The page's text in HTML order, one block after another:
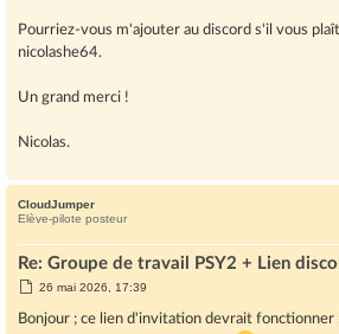
e
Pourriez-vous m'ajouter au discord s'il vous
nicolashe64.
Un grand merci !
Nicolas.
CloudJumper
Elève-pilote posteur
Re: Groupe de travail PSY2 + Lien
M
s
26 mai 2026, 17:39
Bonjour ; ce lien d'invitation devrait fonctionner